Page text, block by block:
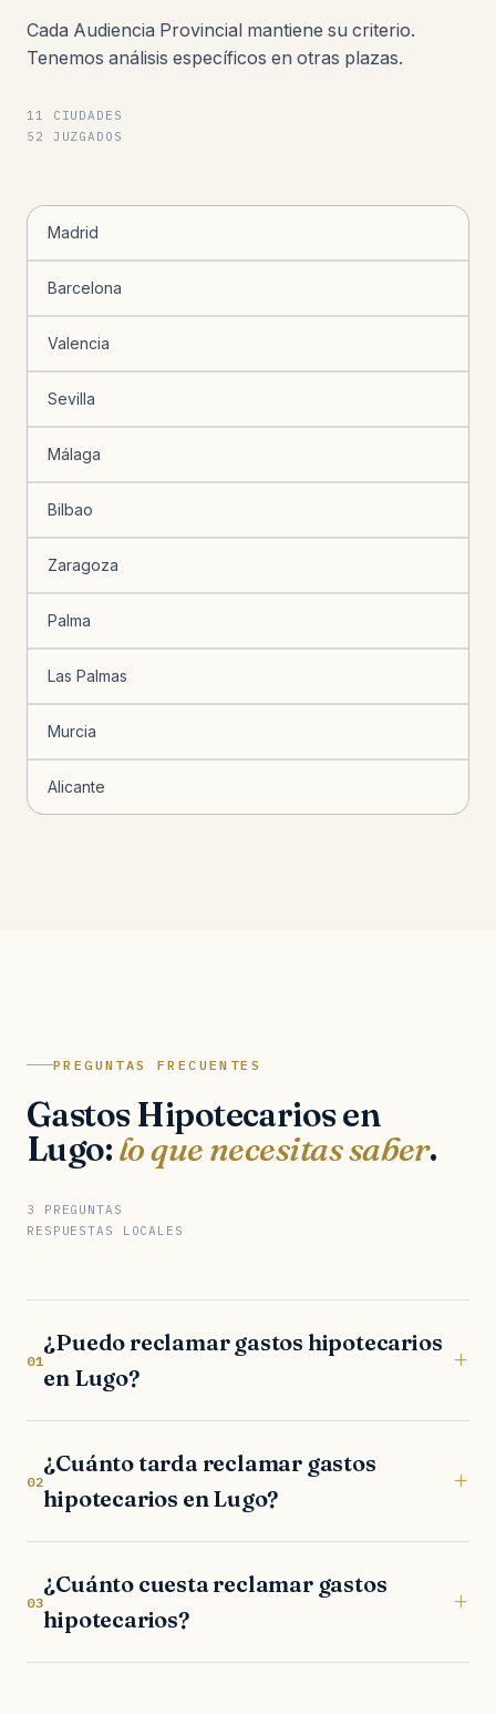
Cada Audiencia Provincial mantiene su criterio.
Tenemos análisis específicos en otras plazas.
11 CIUDADES
52 JUZGADOS
Madrid
Barcelona
Valencia
Sevilla
Málaga
Bilbao
Zaragoza
Palma
Las Palmas
Murcia
Alicante
PREGUNTAS FRECUENTES
Gastos Hipotecarios en
Lugo:lo que necesitas saber.
3 PREGUNTAS
RESPUESTAS LOCALES
01
¿Puedo reclamar gastos hipotecarios
en Lugo?
+
02
¿Cuánto tarda reclamar gastos
hipotecarios en Lugo?
+
03
¿Cuánto cuesta reclamar gastos
hipotecarios?
+